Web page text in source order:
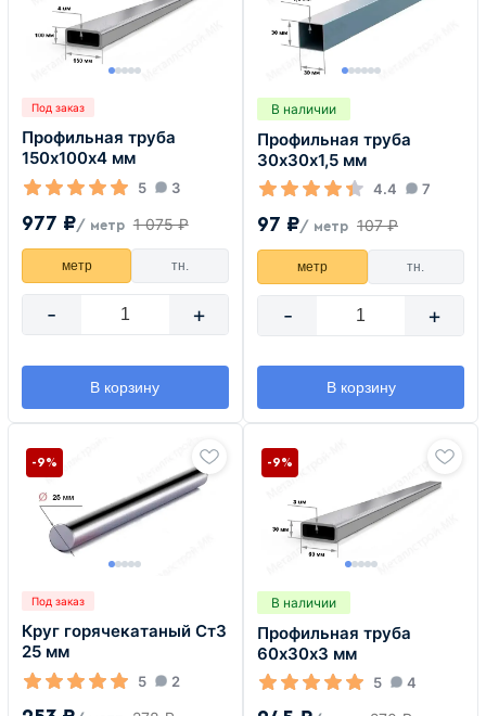
Под заказ
Профильная труба
150х100х4 мм
5 3
977 ₽/ метр 1 075 ₽
метр тн.
- +
В корзину
В наличии
Профильная труба
30х30х1,5 мм
4.4 7
97 ₽/ метр 107 ₽
метр тн.
- +
В корзину
Под заказ
Круг горячекатаный Ст3
25 мм
5 2
-9%
В наличии
Профильная труба
60х30х3 мм
5 4
-9%